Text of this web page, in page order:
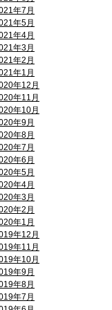
年7月
年5月
年4月
年3月
年2月
年1月
年12月
年11月
年10月
年9月
年8月
年7月
年6月
年5月
年4月
年3月
年2月
年1月
年12月
年11月
年10月
年9月
年8月
年7月